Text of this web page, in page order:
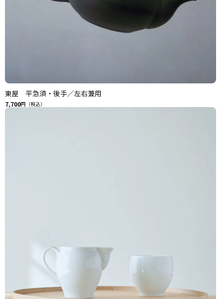
東屋 平急須・後手／左右兼用
7,700円（税込）